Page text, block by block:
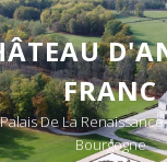
FRANC
De La
Bourgogne